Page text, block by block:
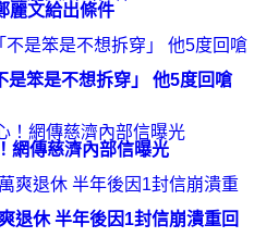
麗文給出條件
是笨是不想拆穿」 他5度回嗆
網傳慈濟內部信曝光
退休 半年後因1封信崩潰重回